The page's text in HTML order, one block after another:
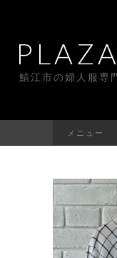
鯖江市の婦人服専
メニュー